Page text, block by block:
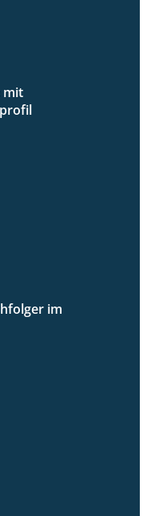
mit
im